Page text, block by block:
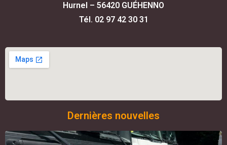
Hurnel – 56420 GUÉHENNO
Tél. 02 97 42 30 31
Dernières nouvelles